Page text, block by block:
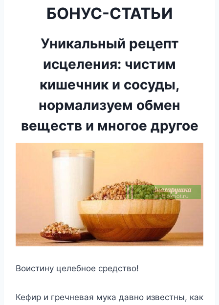
БОНУС-СТАТЬИ
Уникальный рецепт
исцеления: чистим
кишечник и сосуды,
нормализуем обмен
веществ и многое другое
Воистину целебное средство!
Кефир и гречневая мука давно известны, как